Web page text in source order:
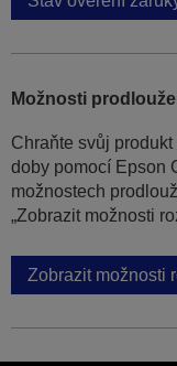
Možnosti
Chraňte svůj
doby pomocí Epson
možnostech
„Zobrazit možnosti
Zobrazit možnosti